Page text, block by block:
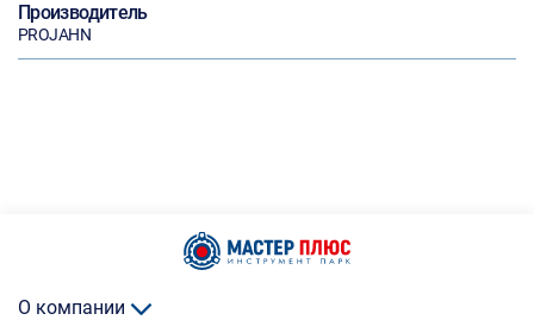
Производитель
PROJAHN
О компании